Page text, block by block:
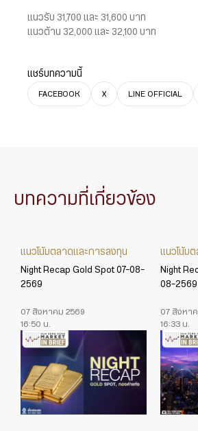
แนวรับ 31,700 และ 31,600 บาท
แนวต้าน 32,000 และ 32,100 บาท
แชร์บทความนี้
FACEBOOK X LINE OFFICIAL
บทความที่เกี่ยวข้อง
แนวโน้มตลาดและการลงทุน
Night Recap Gold Spot 07-08-
2569
07 สิงหาคม 2569
16:50 น.
แนวโน้ม
Night
08-2569
07 สิงหา
16:33 น.